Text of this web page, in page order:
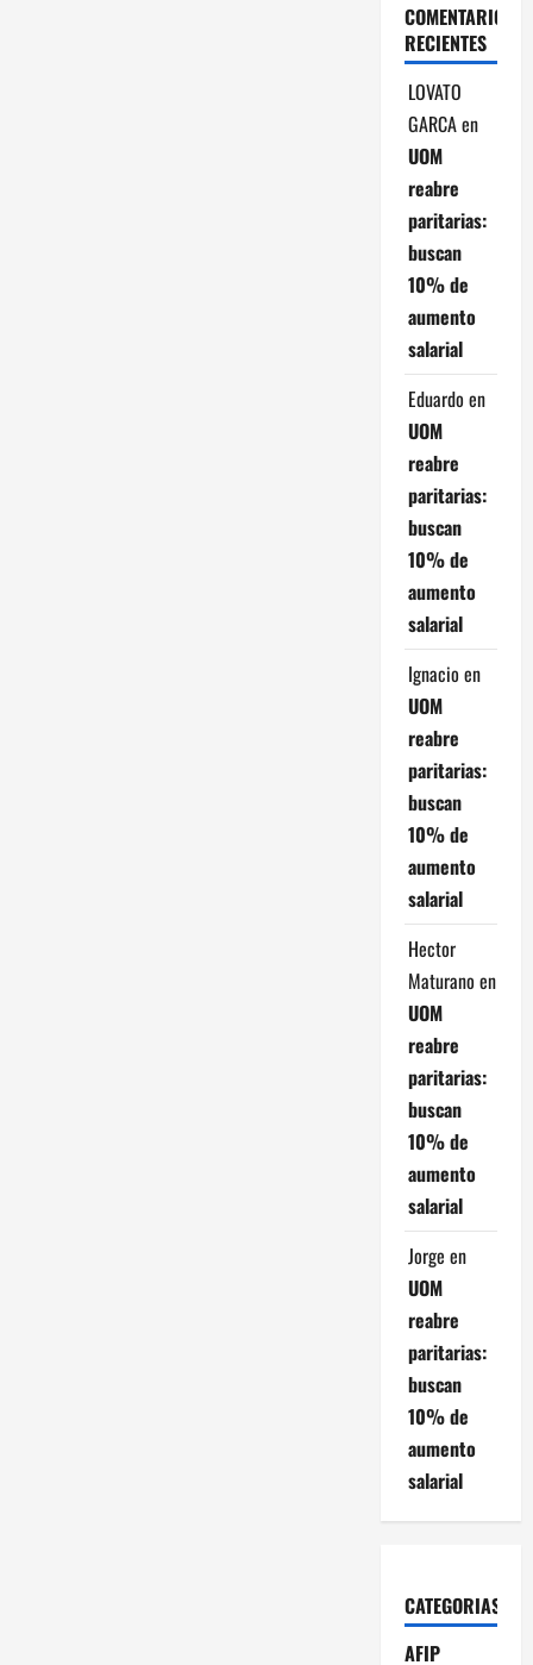
COMENTARIOS
RECIENTES
LOVATO
GARCAen
UOM
reabre
paritarias:
buscan
10% de
aumento
salarial
Eduardo en
UOM
reabre
paritarias:
buscan
10% de
aumento
salarial
Ignacio en
UOM
reabre
paritarias:
buscan
10% de
aumento
salarial
Hector
Maturano en
UOM
reabre
paritarias:
buscan
10% de
aumento
salarial
Jorge en
UOM
reabre
paritarias:
buscan
10% de
aumento
salarial
CATEGORIAS
AFIP